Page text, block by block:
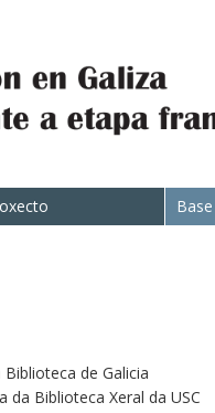
de Galicia
da Biblioteca Xeral da USC